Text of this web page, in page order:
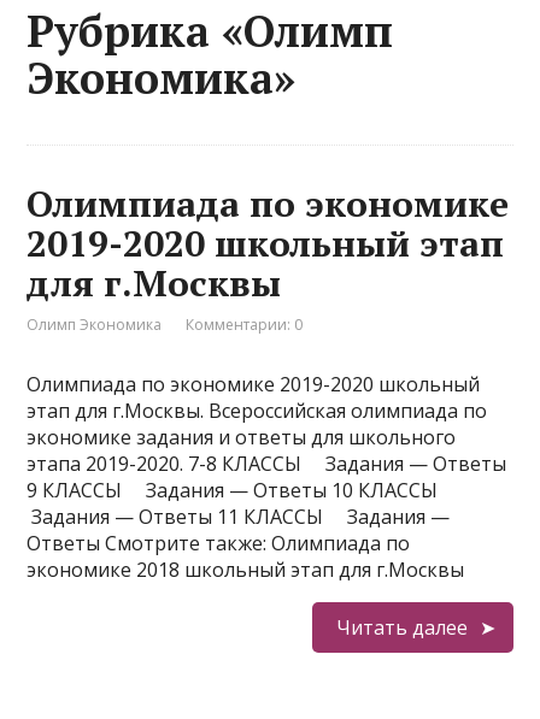
Рубрика «Олимп
Экономика»
Олимпиада по экономике
2019-2020 школьный этап
для г.Москвы
Олимп Экономика Комментарии: 0
Олимпиада по экономике 2019-2020 школьный
этап для г.Москвы. Всероссийская олимпиада по
экономике задания и ответы для школьного
этапа 2019-2020. 7-8 КЛАССЫ Задания — Ответы
9 КЛАССЫ Задания — Ответы 10 КЛАССЫ
Задания — Ответы 11 КЛАССЫ Задания —
Ответы Смотрите также: Олимпиада по
экономике 2018 школьный этап для г.Москвы
Читать далее